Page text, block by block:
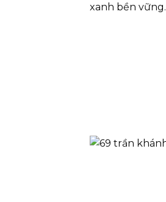
xanh bền vững.